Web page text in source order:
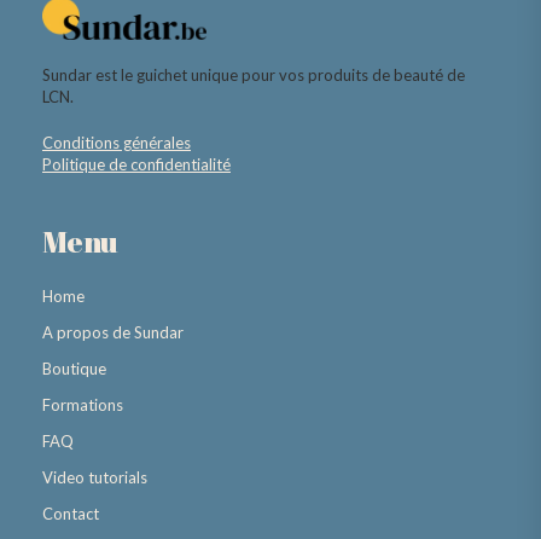
Sundar est le guichet unique pour vos produits de beauté de
LCN.
Conditions générales
Politique de confidentialité
Menu
Home
A propos de Sundar
Boutique
Formations
FAQ
Video tutorials
Contact